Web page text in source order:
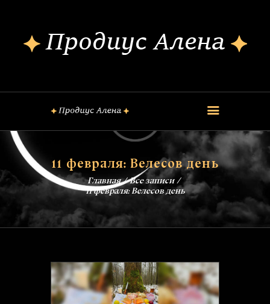
11 февраля: Велесов день
Главная
Все записи
11 февраля: Велесов день
ШКОЛА МАГИИ
ЗАГОВОРЫ
БЛОГ